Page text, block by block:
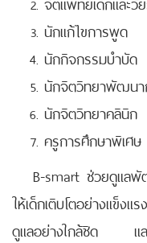
นักแก้ไขการพูด
นักกิจกรรมบำบัด
นักจิตวิทยาพัฒนา
นักจิตวิทยาคลินิก
ครูการศึกษาพิเศษ
B-smart ช่วยดูแลพั
ให้เด็กเติบโตอย่างแ
ดูแลอย่างใกล้ชิด และใ